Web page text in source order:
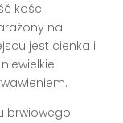
kości
na
jest cienka i
brwiowego: